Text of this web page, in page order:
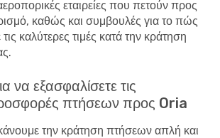
εταιρείες που πετούν προς
καθώς και συμβουλές για το πώς
καλύτερες τιμές κατά την κράτηση
να εξασφαλίσετε τις
πτήσεων προς Oria
την κράτηση πτήσεων απλή και